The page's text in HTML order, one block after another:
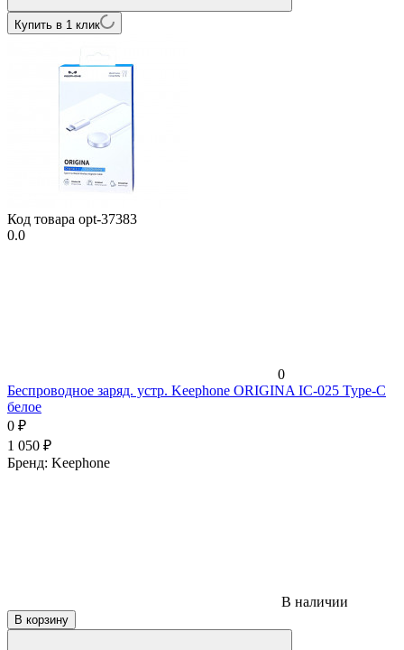
Купить в 1 клик
Код товара opt-37383
0.0
0
Беспроводное заряд. устр. Keephone ORIGINA IC-025 Type-C
белое
0 ₽
1 050 ₽
Бренд: Keephone
В наличии
В корзину